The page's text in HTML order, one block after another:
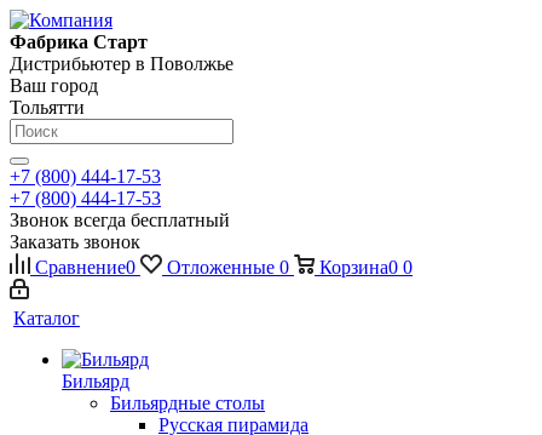
Фабрика Старт
Дистрибьютер в Поволжье
Ваш город
Тольятти
+7 (800) 444-17-53
+7 (800) 444-17-53
Звонок всегда бесплатный
Заказать звонок
Сравнение0 Отложенные 0 Корзина0 0
Каталог
Бильярд
Бильярдные столы
Русская пирамида